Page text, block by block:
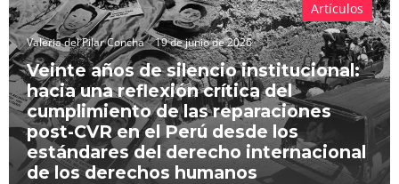
Valeria del Pilar Concha 19 de junio de 2026
Veinte años de silencio institucional:
hacia una reflexión crítica del
cumplimiento de las reparaciones
post-CVR en el Perú desde los
estándares del derecho internacional
de los derechos humanos
Artículos